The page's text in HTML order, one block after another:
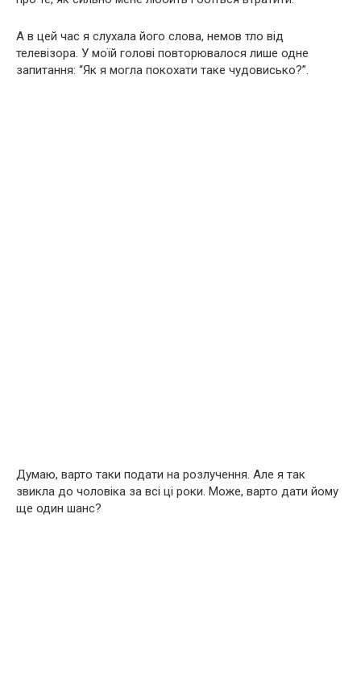
А в цей час я слухала його слова, немов тло від
телевізора. У моїй голові повторювалося лише одне
запитання: “Як я могла покохати таке чудовисько?”.
Думаю, варто таки подати на розлучення. Але я так
звикла до чоловіка за всі ці роки. Може, варто дати йому
ще один шанс?